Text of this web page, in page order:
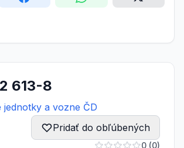
613-8
jednotky a vozne ČD
Pridať do obľúbených
0 (0)